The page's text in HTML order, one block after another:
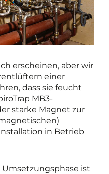
erscheinen, aber wir
einer
dass sie feucht
MB3-
starke Magnet zur
in Betrieb
ist